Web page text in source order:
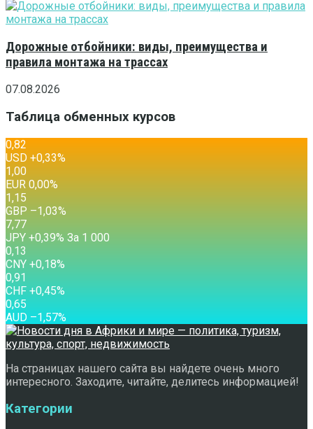
Дорожные отбойники: виды, преимущества и
правила монтажа на трассах
07.08.2026
Таблица обменных курсов
0,82
USD +0,33%
1,00
EUR 0,00%
1,15
GBP –1,03%
7,77
JPY +0,39% За 1 000
0,13
CNY +0,18%
0,91
CHF +0,45%
0,65
AUD –1,57%
На страницах нашего сайта вы найдете очень много
интересного. Заходите, читайте, делитесь информацией!
Категории